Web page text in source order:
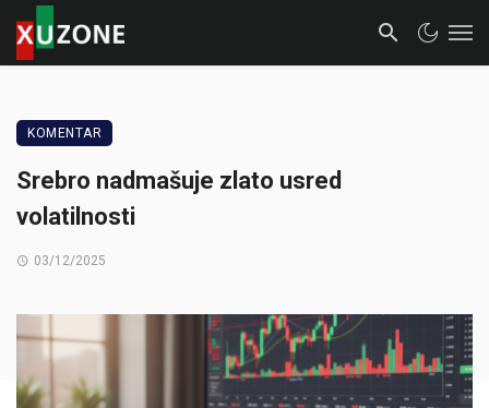
KOMENTAR
Srebro nadmašuje zlato usred
volatilnosti
03/12/2025